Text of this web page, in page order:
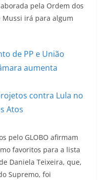
pela Ordem dos
Mussi irá para algum
de PP e União
aumenta
contra Lula no
Atos
pelo GLOBO afirmam
favoritos para a lista
Daniela Teixeira, que,
Supremo, foi